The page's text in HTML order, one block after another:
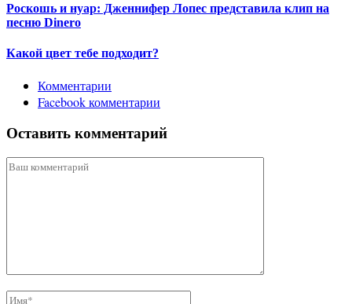
Роскошь и нуар: Дженнифер Лопес представила клип на
песню Dinero
Какой цвет тебе подходит?
Комментарии
Facebook комментарии
Оставить комментарий